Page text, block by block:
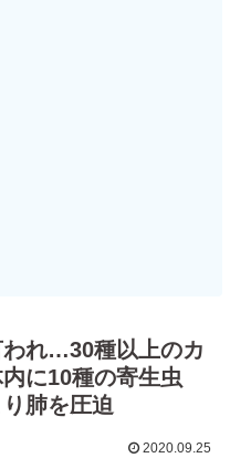
われ…30種以上のカ
内に10種の寄生虫
肺を圧迫
2020.09.25